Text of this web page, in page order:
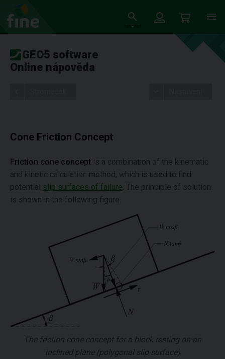
GEO5 software
Online nápověda
Cone Friction Concept
Friction cone concept is a combination of the kinematic
and kinetic calculation method, which is used to find
potential slip surfaces of failure . The principle of solution
is shown in the following figure.
The friction cone concept for a block resting on an
inclined plane (polygonal slip surface)